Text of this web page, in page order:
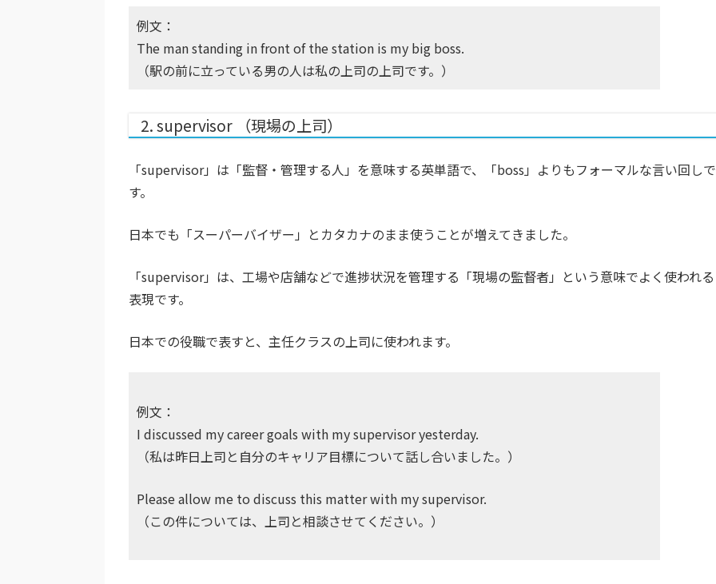
例文：
The man standing in front of the station is my big boss.
（駅の前に立っている男の人は私の上司の上司です。）
2. supervisor （現場の上司）
「supervisor」は「監督・管理する人」を意味する英単語で、「boss」よりもフォーマルな言い回しで
す。
日本でも「スーパーバイザー」とカタカナのまま使うことが増えてきました。
「supervisor」は、工場や店舗などで進捗状況を管理する「現場の監督者」という意味でよく使われる
表現です。
日本での役職で表すと、主任クラスの上司に使われます。
例文：
I discussed my career goals with my supervisor yesterday.
（私は昨日上司と自分のキャリア目標について話し合いました。）
Please allow me to discuss this matter with my supervisor.
（この件については、上司と相談させてください。）